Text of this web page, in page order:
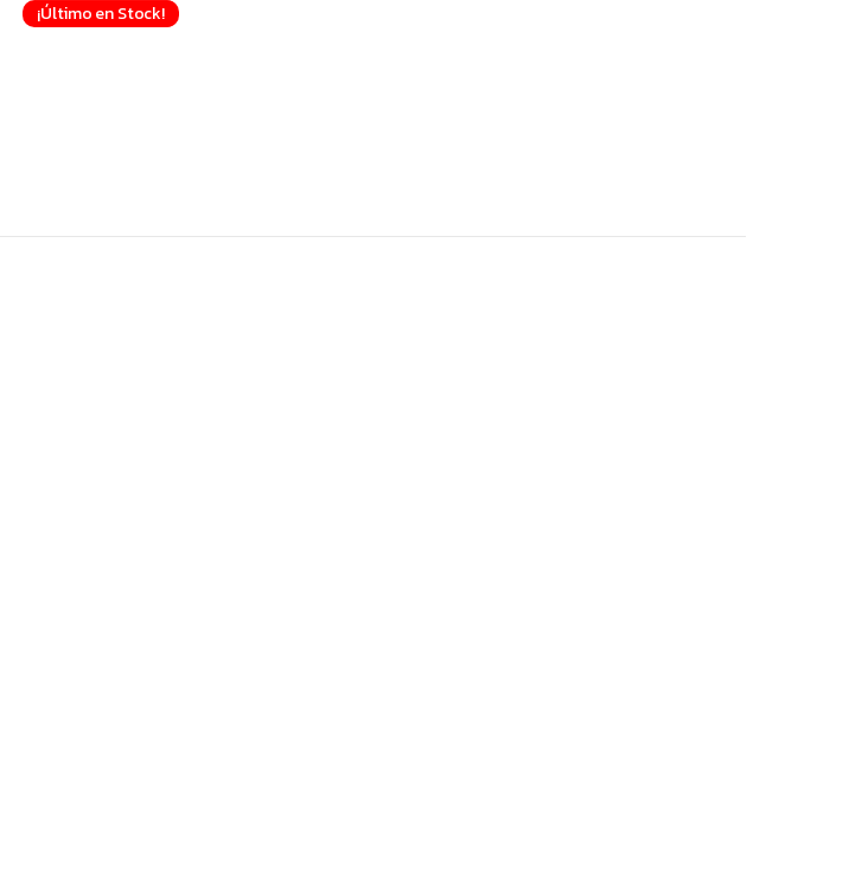
¡Último en Stock!